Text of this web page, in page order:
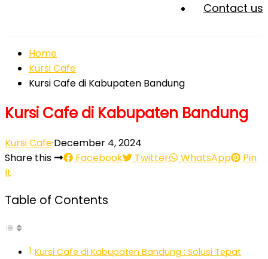
Contact us
Home
Kursi Cafe
Kursi Cafe di Kabupaten Bandung
Kursi Cafe di Kabupaten Bandung
Kursi Cafe·December 4, 2024
Share this
Facebook Twitter WhatsApp
Pin
It
Table of Contents
Kursi Cafe di Kabupaten Bandung : Solusi Tepat